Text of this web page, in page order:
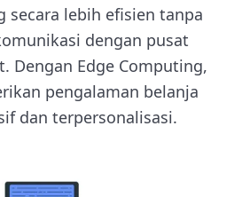
secara lebih efisien tanpa
dengan pusat
Dengan Edge Computing,
pengalaman belanja
dan terpersonalisasi.